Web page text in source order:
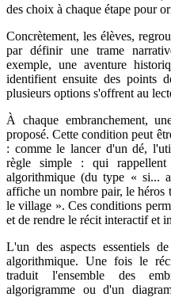
des choix à chaque étape pour
Concrètement, les élèves,
par définir une trame
exemple, une aventure
identifient ensuite des points
plusieurs options s'offrent au
À chaque embranchement,
proposé. Cette condition peut
: comme le lancer d'un dé,
règle simple : qui rappellent
algorithmique (du type « si...
affiche un nombre pair, le
le village ». Ces conditions
et de rendre le récit interactif et
L'un des aspects essentiels
algorithmique. Une fois le
traduit l'ensemble des
algorigramme ou d'un